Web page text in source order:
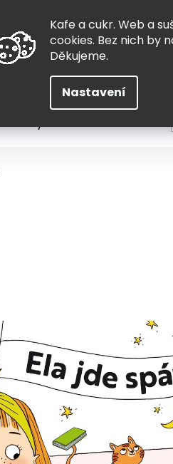
Kafe a cukr. Web a
cookies. Bez nich by
Děkujeme.
Nastavení